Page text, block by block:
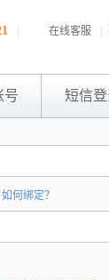
在线客服
号 短信
如何绑定？